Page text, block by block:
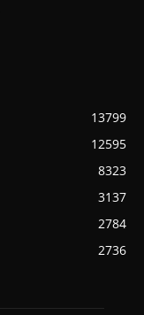
13799
12595
8323
3137
2784
2736